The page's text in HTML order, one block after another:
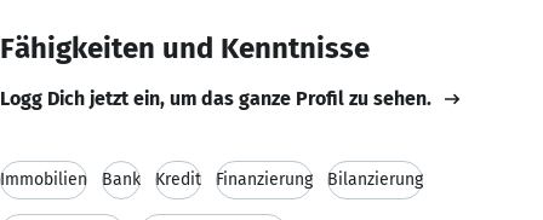
Fähigkeiten und Kenntnisse
Logg Dich jetzt ein, um das ganze Profil zu sehen.
Immobilien Bank Kredit Finanzierung Bilanzierung